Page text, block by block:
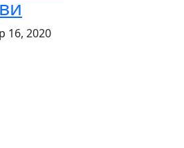
16, 2020